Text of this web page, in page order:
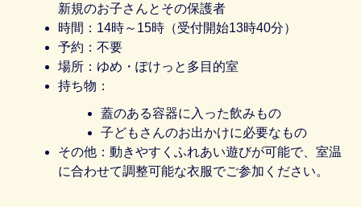
新規のお子さんとその保護者
時間：14時～15時（受付開始13時40分）
予約：不要
場所：ゆめ・ぽけっと多目的室
持ち物：
蓋のある容器に入った飲みもの
子どもさんのお出かけに必要なもの
その他：動きやすくふれあい遊びが可能で、室温
に合わせて調整可能な衣服でご参加ください。